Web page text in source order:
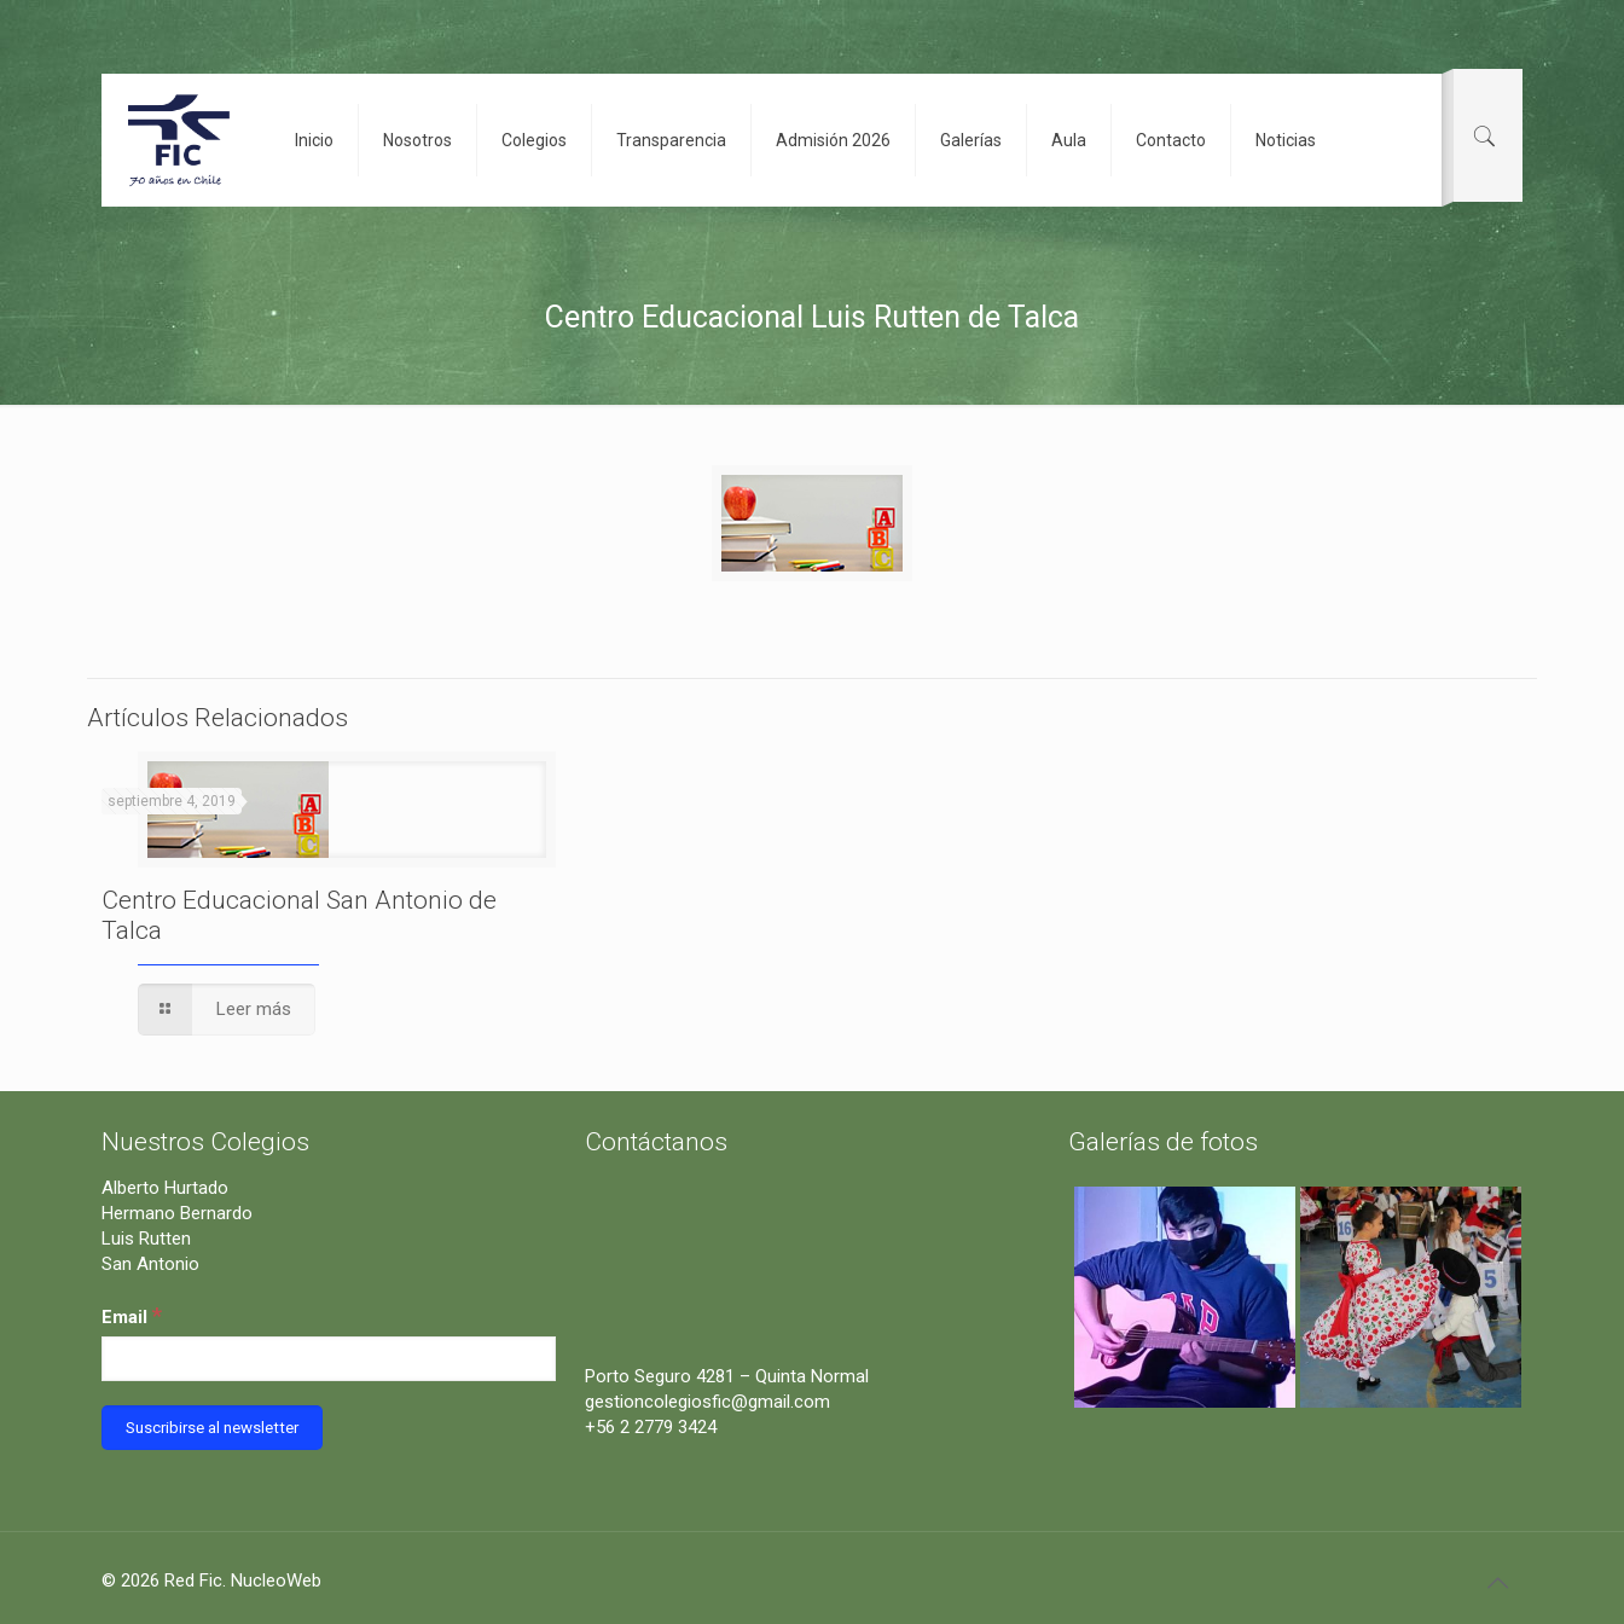
Inicio Nosotros Colegios Transparencia Admisión 2026 Galerías Aula Contacto Noticias
Centro Educacional Luis Rutten de Talca
Artículos Relacionados
septiembre 4, 2019
Centro Educacional San Antonio de
Talca
Leer más
Nuestros Colegios
Alberto Hurtado
Hermano Bernardo
Luis Rutten
San Antonio
Email *
Contáctanos
Porto Seguro 4281 – Quinta Normal
gestioncolegiosfic@gmail.com
+56 2 2779 3424
Galerías de fotos
© 2026 Red Fic. NucleoWeb